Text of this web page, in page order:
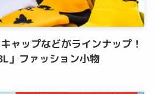
ャップなどがラインナップ！
」ファッション小物